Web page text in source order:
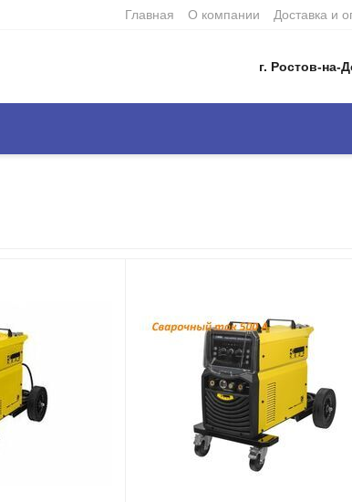
Главная О компании Доставка и
г. Ростов-на-